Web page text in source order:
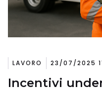
LAVORO 23/07/2025
Incentivi